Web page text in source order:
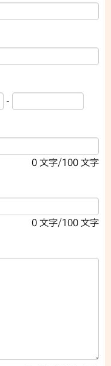
-
0 文字/100 文字
0 文字/100 文字